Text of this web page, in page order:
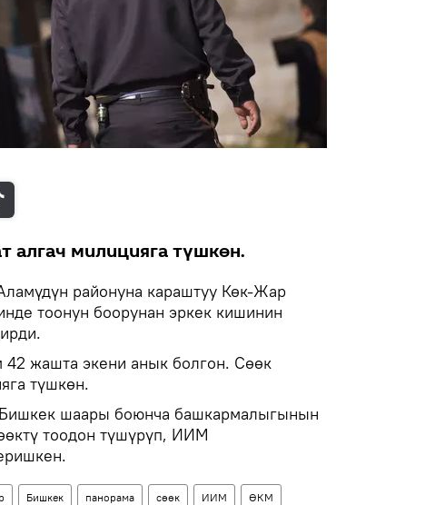
алгач милицияга түшкөн.
районуна караштуу Көк-Жар
тоонун боорунан эркек кишинин
жашта экени анык болгон. Сөөк
түшкөн.
шаары боюнча башкармалыгынын
тоодон түшүрүп, ИИМ
Бишкек панорама сөөк ИИМ ӨКМ